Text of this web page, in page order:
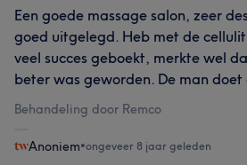
Een goede massage salon, zeer
goed uitgelegd. Heb met de
veel succes geboekt, merkte wel
beter was geworden. De man doet
Behandeling door Remco
Anoniem•ongeveer 8 jaar geleden